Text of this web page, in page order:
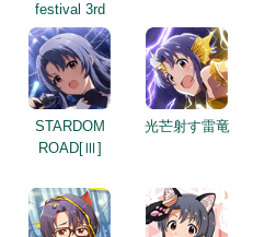
festival 3rd
STARDOM
ROAD[Ⅲ]
光芒射す雷竜